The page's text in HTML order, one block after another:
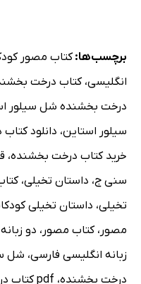
برچسب‌ها:کتاب مصور
انگلیسی،کتاب درخت
درخت بخشنده شل سیلور
سیلور استاین، دانلود
خرید کتاب درخت بخشنده،
سنی ج، داستان تخیلی،
تخیلی، داستان تخیلی
مصور ،کتاب مصور ، دو
زبانه انگلیسی فارسی، شل
درخت بخشنده، pdf کتاب درخت بخشنده